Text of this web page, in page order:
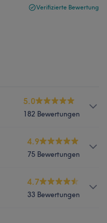
Verifizierte Bewertung
5.0
182 Bewertungen
sagen
4.9
75 Bewertungen
4.7
33 Bewertungen